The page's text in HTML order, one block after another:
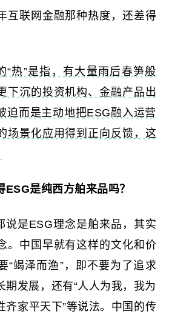
互联网金融那种热度，还差得
“热”是指，有大量雨后春笋般
下沉的投资机构、金融产品出
迫而是主动地把ESG融入运营
场景化应用得到正向反馈，这
ESG是纯西方舶来品吗？
说是ESG理念是舶来品，其实
。中国早就有这样的文化和价
“竭泽而渔”，即不要为了追求
期发展，还有“人人为我，我为
齐家平天下”等说法。中国的传